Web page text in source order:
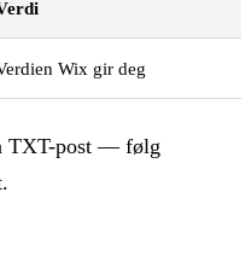
Wix gir deg
TXT-post — følg